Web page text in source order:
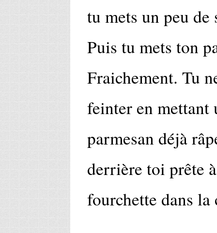
tu mets un peu
Puis tu mets ton
Fraichement. Tu
feinter en mettant
parmesan déjà
derrière toi prête
fourchette dans